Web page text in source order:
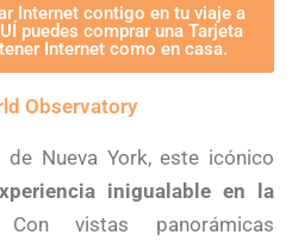
Internet contigo en tu viaje a
puedes comprar una Tarjeta
Internet como en casa.
Observatory
Nueva York, este icónico
inigualable en la
vistas panorámicas